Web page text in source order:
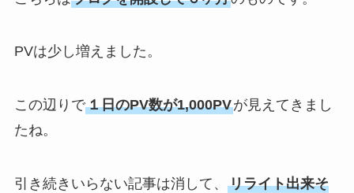
PVは少し増えました。
この辺りで１日のPV数が1,000PVが見えてきまし
たね。
引き続きいらない記事は消して、 リライト出来そ